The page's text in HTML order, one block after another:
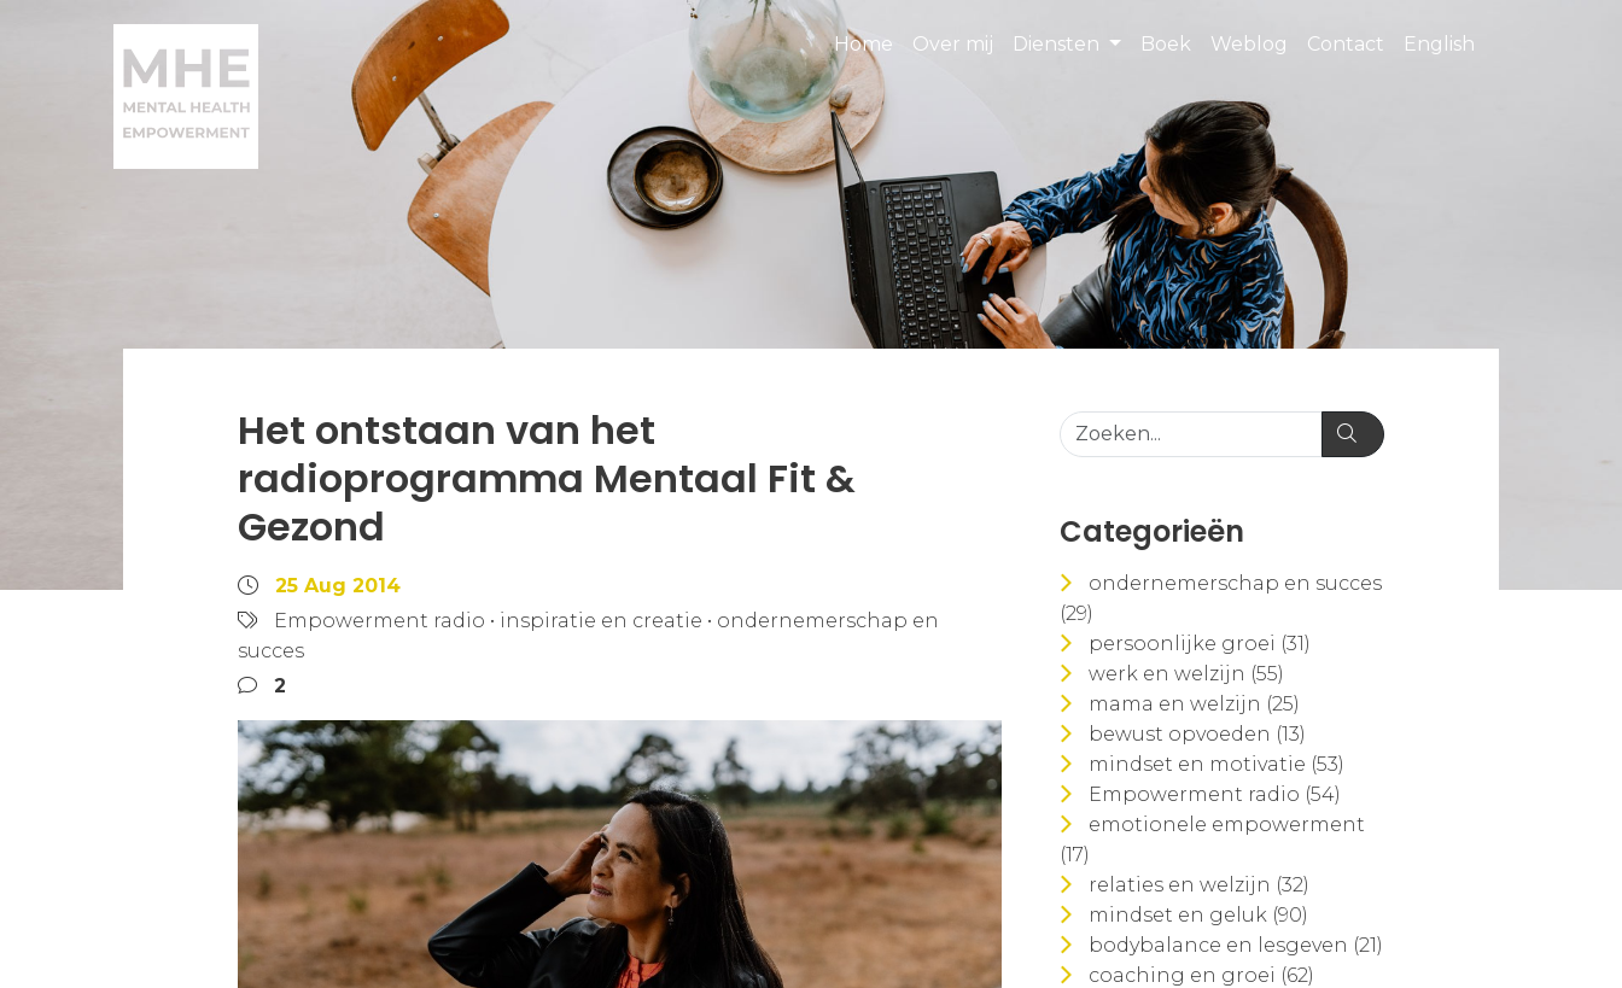
Home Over mij Diensten Boek Weblog Contact English
Het ontstaan van het
radioprogramma Mentaal Fit &
Gezond
25 Aug 2014
Empowerment radio • inspiratie en creatie • ondernemerschap en
succes
2
Categorieën
ondernemerschap en succes
(29)
persoonlijke groei (31)
werk en welzijn (55)
mama en welzijn (25)
bewust opvoeden (13)
mindset en motivatie (53)
Empowerment radio (54)
emotionele empowerment
(17)
relaties en welzijn (32)
mindset en geluk (90)
bodybalance en lesgeven (21)
coaching en groei (62)